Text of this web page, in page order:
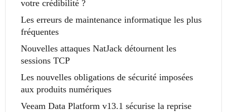
votre crédibilité ?
Les erreurs de maintenance informatique les plus
fréquentes
Nouvelles attaques NatJack détournent les
sessions TCP
Les nouvelles obligations de sécurité imposées
aux produits numériques
Veeam Data Platform v13.1 sécurise la reprise